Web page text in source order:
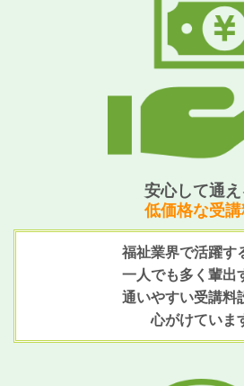
安心して通え
低価格な受
福祉業界で活躍す
一人でも多く輩出
通いやすい受講料
心がけていま